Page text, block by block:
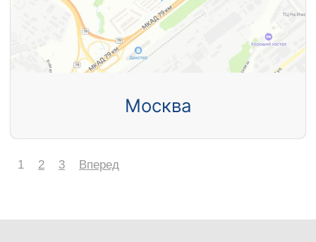
Москва
1 2 3 Вперед